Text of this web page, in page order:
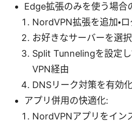
Edge拡張のみを使う場合
NordVPN拡張を追加・
お好きなサーバーを選択
Split Tunnelingを設定
VPN経由
DNSリーク対策を有効
アプリ併用の快適化:
NordVPNアプリをイン